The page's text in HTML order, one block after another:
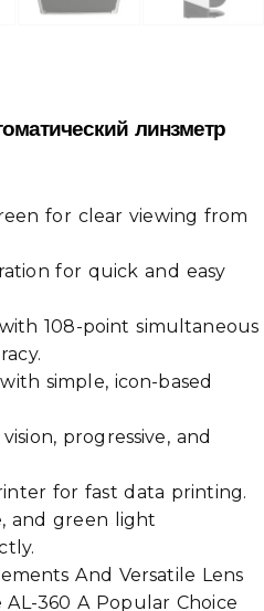
линзметр
for clear viewing from
for quick and easy
108-point simultaneous
simple, icon-based
progressive, and
for fast data printing.
and green light
And Versatile Lens
360 A Popular Choice